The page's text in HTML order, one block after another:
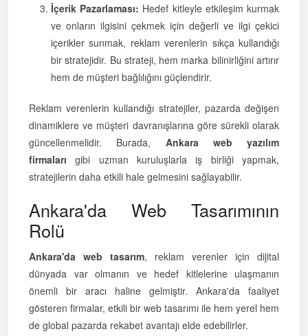
İçerik Pazarlaması: Hedef kitleyle etkileşim kurmak
ve onların ilgisini çekmek için değerli ve ilgi çekici
içerikler sunmak, reklam verenlerin sıkça kullandığı
bir stratejidir. Bu strateji, hem marka bilinirliğini artırır
hem de müşteri bağlılığını güçlendirir.
Reklam verenlerin kullandığı stratejiler, pazarda değişen
dinamiklere ve müşteri davranışlarına göre sürekli olarak
güncellenmelidir. Burada, Ankara web yazılım
firmaları gibi uzman kuruluşlarla iş birliği yapmak,
stratejilerin daha etkili hale gelmesini sağlayabilir.
Ankara'da Web Tasarımının
Rolü
Ankara'da web tasarım, reklam verenler için dijital
dünyada var olmanın ve hedef kitlelerine ulaşmanın
önemli bir aracı haline gelmiştir. Ankara'da faaliyet
gösteren firmalar, etkili bir web tasarımı ile hem yerel hem
de global pazarda rekabet avantajı elde edebilirler.